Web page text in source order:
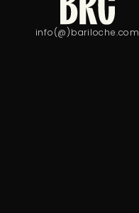
info(@)bariloche.com